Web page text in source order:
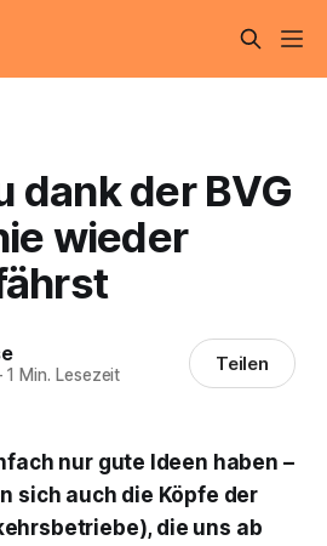
dank der BVG
wieder
1 Min. Lesezeit Teilen
nur gute Ideen haben –
sich auch die Köpfe der
die uns ab